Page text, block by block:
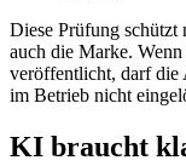
Diese Prüfung schützt
auch die Marke.
veröffentlicht, darf die
im Betrieb nicht
KI braucht